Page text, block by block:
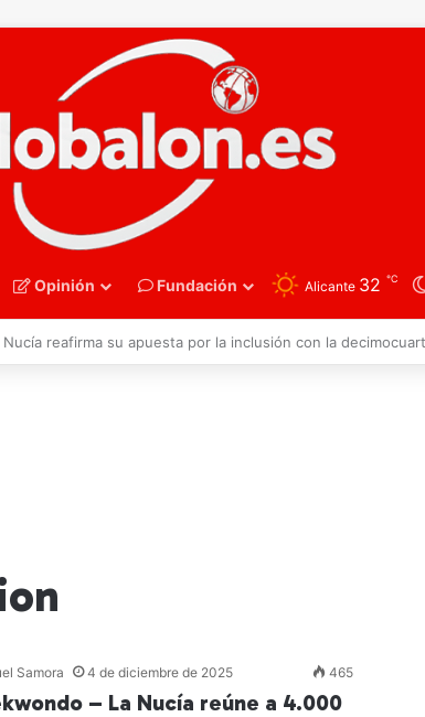
Opinión Fundación Alicante 32 ℃
recupera su mejor versión y arrolla a Polonia en Zagreb
Samora 4 de diciembre de 2025 465
– La Nucía reúne a 4.000